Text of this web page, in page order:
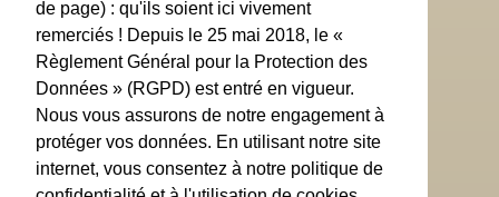
de page) : qu'ils soient ici vivement
remerciés ! Depuis le 25 mai 2018, le «
Règlement Général pour la Protection des
Données » (RGPD) est entré en vigueur.
Nous vous assurons de notre engagement à
protéger vos données. En utilisant notre site
internet, vous consentez à notre politique de